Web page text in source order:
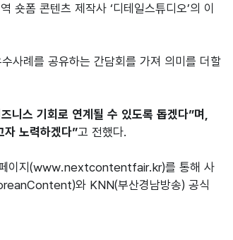
폼 콘텐츠 제작사 ‘디테일스튜디오’의 이
사례를 공유하는 간담회를 가져 의미를 더할
니스 기회로 연계될 수 있도록 돕겠다”며,
자 노력하겠다”고 전했다.
페이지(www.nextcontentfair.kr)를 통해 사
와 KNN(부산경남방송) 공식